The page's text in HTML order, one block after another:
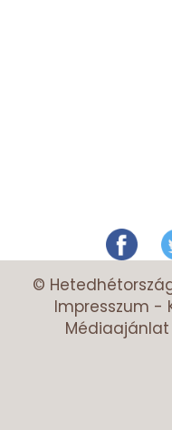
©
Impresszum -
Médiaajánlat